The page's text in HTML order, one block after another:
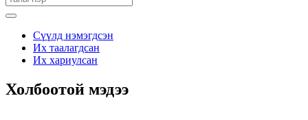
Сүүлд нэмэгдсэн
Их таалагдсан
Их хариулсан
Холбоотой мэдээ